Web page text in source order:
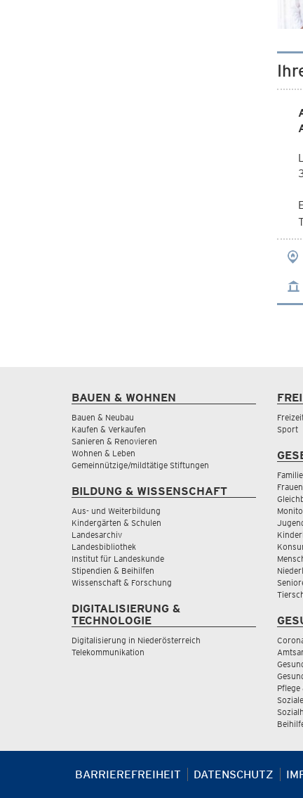
BAUEN & WOHNEN
Bauen & Neubau
Kaufen & Verkaufen
Sanieren & Renovieren
Wohnen & Leben
Gemeinnützige/mildtätige Stiftungen
BILDUNG & WISSENSCHAFT
Aus- und Weiterbildung
Kindergärten & Schulen
Landesarchiv
Landesbibliothek
Institut für Landeskunde
Stipendien & Beihilfen
Wissenschaft & Forschung
DIGITALISIERUNG &
TECHNOLOGIE
Digitalisierung in Niederösterreich
Telekommunikation
Sport
Frauen
BARRIEREFREIHEIT DATENSCHUTZ